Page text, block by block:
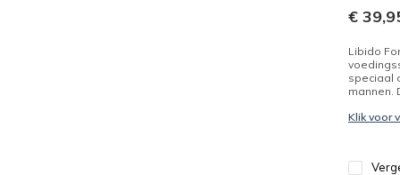
€
Libido
speciaal
mannen.
Klik voor